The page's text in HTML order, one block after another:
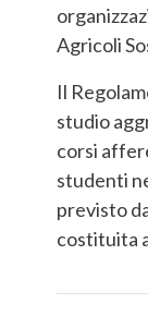
Agricoli
Il
studio
corsi
studenti
previsto
costituita